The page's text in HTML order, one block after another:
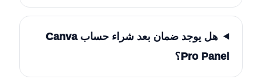
هل يوجد ضمان بعد شراء حساب Canva
Pro Panel؟